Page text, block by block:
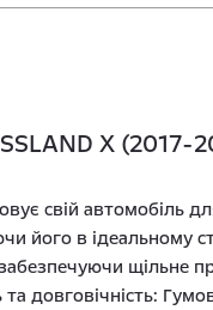
X (2017-
свій автомобіль
його в ідеальному
щільне
довговічність: